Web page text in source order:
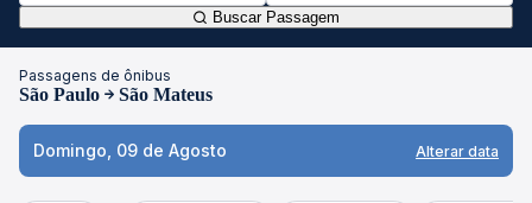
Buscar Passagem
Passagens de ônibus
São Paulo São Mateus
Domingo, 09 de Agosto Alterar data